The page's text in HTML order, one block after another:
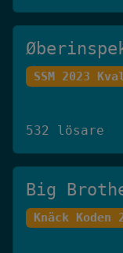
SSM 2023 Kval
532 lösare
Big
Knäck Koden